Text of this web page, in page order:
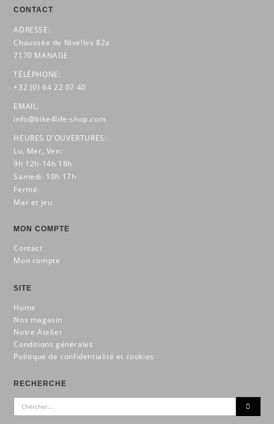
CONTACT
ADRESSE:
Chaussée de Nivelles 82a
7170 MANAGE
TÉLÉPHONE:
+32 (0) 64 22 07 40
EMAIL:
info@bike4life-shop.com
HEURES D'OUVERTURES:
Lu, Mer, Ven:
9h 12h-14h 18h
Samedi: 10h 17h
Fermé:
Mar et jeu
MON COMPTE
Contact
Mon compte
SITE
Home
Nos magasin
Notre Atelier
Conditions générales
Politique de confidentialité et cookies
RECHERCHE